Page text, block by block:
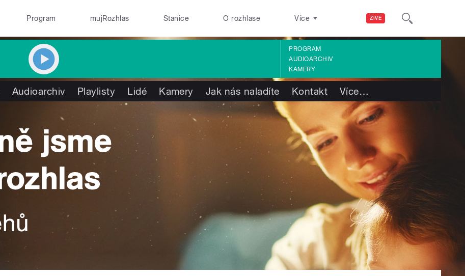
ŽIVĚ
Program mujRozhlas Stanice O rozhlase Více
PROGRAM
AUDIOARCHIV
KAMERY
Audioarchiv Playlisty Lidé Kamery Jak nás naladíte Kontakt Více…